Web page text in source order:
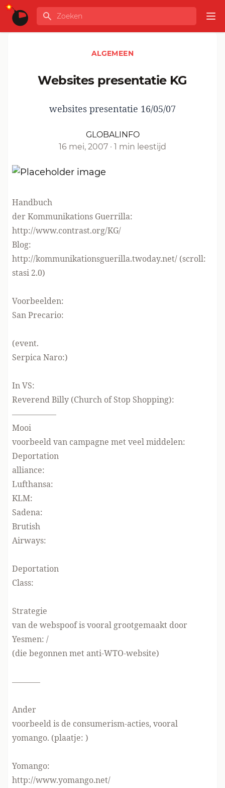
Ga naar de inhoud
GLOBALINFO
Zoeken
ALGEMEEN
websites presentatie KG
websites presentatie 16/05/07
GLOBALINFO
16 mei, 2007 · 1 min leestijd
Handbuch
der Kommunikations Guerrilla:
http://www.contrast.org/KG/
Blog:
http://kommunikationsguerilla.twoday.net/ (scroll:
stasi 2.0)
Voorbeelden:
San Precario:
(event.
Serpica Naro:)
In VS:
Reverend Billy (Church of Stop Shopping):
—————–
Mooi
voorbeeld van campagne met veel middelen:
Deportation
alliance:
Lufthansa:
KLM:
Sadena:
Brutish
Airways:
Deportation
Class:
Strategie
van de webspoof is vooral grootgemaakt door
Yesmen: /
(die begonnen met anti-WTO-website)
———–
Ander
voorbeeld is de consumerism-acties, vooral
yomango. (plaatje: )
Yomango:
http://www.yomango.net/